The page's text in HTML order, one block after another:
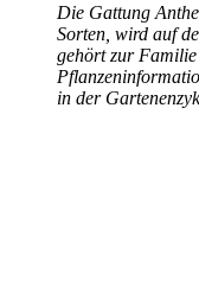
Die Gattung
Sorten, wird auf
gehört zur
in der